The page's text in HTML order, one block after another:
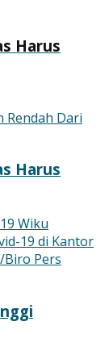
Harus
Harus